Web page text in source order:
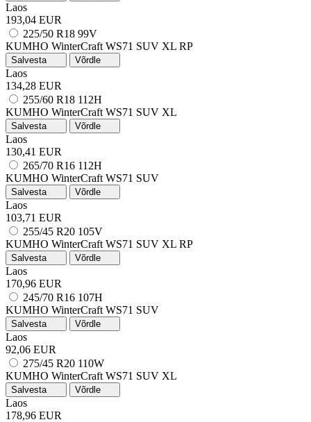
Laos
193,04 EUR
225/50 R18 99V
KUMHO WinterCraft WS71 SUV XL RP
Salvesta Võrdle
Laos
134,28 EUR
255/60 R18 112H
KUMHO WinterCraft WS71 SUV XL
Salvesta Võrdle
Laos
130,41 EUR
265/70 R16 112H
KUMHO WinterCraft WS71 SUV
Salvesta Võrdle
Laos
103,71 EUR
255/45 R20 105V
KUMHO WinterCraft WS71 SUV XL RP
Salvesta Võrdle
Laos
170,96 EUR
245/70 R16 107H
KUMHO WinterCraft WS71 SUV
Salvesta Võrdle
Laos
92,06 EUR
275/45 R20 110W
KUMHO WinterCraft WS71 SUV XL
Salvesta Võrdle
Laos
178,96 EUR